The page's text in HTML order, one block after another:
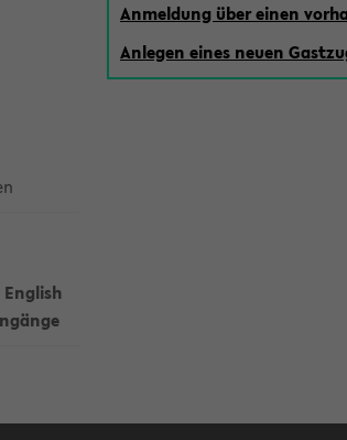
Anmeldung über einen
Anlegen eines neuen